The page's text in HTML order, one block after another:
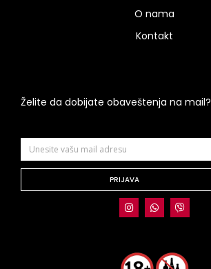
O nama
Kontakt
Želite da dobijate obaveštenja na mail?
PRIJAVA